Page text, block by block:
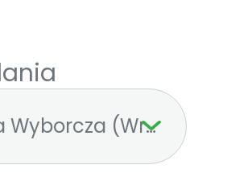
Wyborcza (Wrocław)